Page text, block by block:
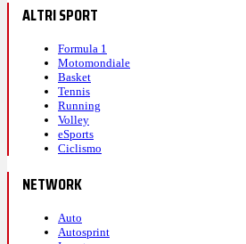
ALTRI SPORT
Formula 1
Motomondiale
Basket
Tennis
Running
Volley
eSports
Ciclismo
NETWORK
Auto
Autosprint